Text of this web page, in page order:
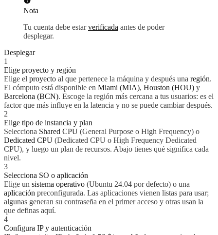
Nota
Tu cuenta debe estarverificada antes de poder
desplegar.
Desplegar
1
Elige proyecto y región
Elige el proyecto al que pertenece la máquina y después una región.
El cómputo está disponible en Miami (MIA), Houston (HOU) y
Barcelona (BCN). Escoge la región más cercana a tus usuarios: es el
factor que más influye en la latencia y no se puede cambiar después.
2
Elige tipo de instancia y plan
Selecciona Shared CPU (General Purpose o High Frequency) o
Dedicated CPU (Dedicated CPU o High Frequency Dedicated
CPU), y luego un plan de recursos. Abajo tienes qué significa cada
nivel.
3
Selecciona SO o aplicación
Elige un sistema operativo (Ubuntu 24.04 por defecto) o una
aplicación preconfigurada. Las aplicaciones vienen listas para usar;
algunas generan su contraseña en el primer acceso y otras usan la
que definas aquí.
4
Configura IP y autenticación